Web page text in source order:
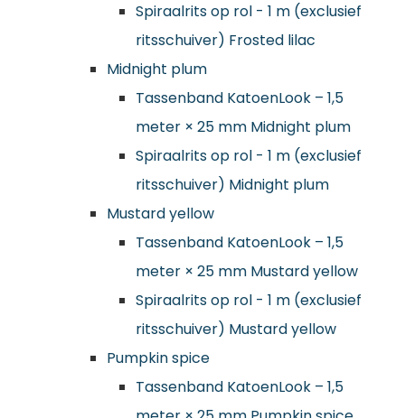
Spiraalrits op rol - 1 m (exclusief
ritsschuiver) Frosted lilac
Midnight plum
Tassenband KatoenLook – 1,5
meter × 25 mm Midnight plum
Spiraalrits op rol - 1 m (exclusief
ritsschuiver) Midnight plum
Mustard yellow
Tassenband KatoenLook – 1,5
meter × 25 mm Mustard yellow
Spiraalrits op rol - 1 m (exclusief
ritsschuiver) Mustard yellow
Pumpkin spice
Tassenband KatoenLook – 1,5